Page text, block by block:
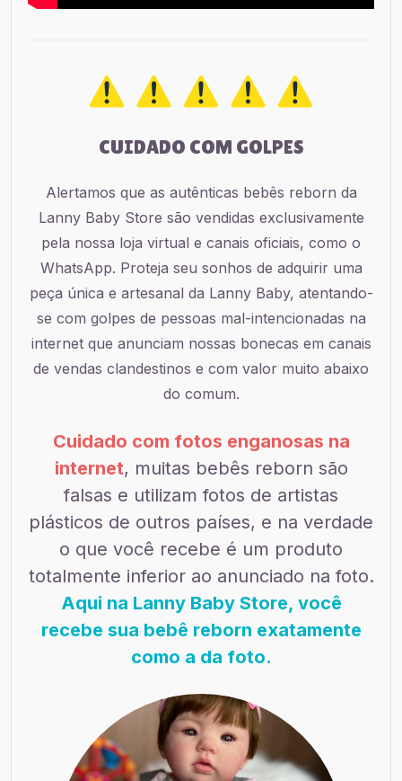
CUIDADO COM GOLPES
Alertamos que as autênticas bebês reborn da
Lanny Baby Store são vendidas exclusivamente
pela nossa loja virtual e canais oficiais, como o
WhatsApp. Proteja seu sonhos de adquirir uma
peça única e artesanal da Lanny Baby, atentando-
se com golpes de pessoas mal-intencionadas na
internet que anunciam nossas bonecas em canais
de vendas clandestinos e com valor muito abaixo
do comum.
Cuidado com fotos enganosas na
internet, muitas bebês reborn são
falsas e utilizam fotos de artistas
plásticos de outros países, e na verdade
o que você recebe é um produto
totalmente inferior ao anunciado na foto.
Aqui na Lanny Baby Store, você
recebe sua bebê reborn exatamente
como a da foto.